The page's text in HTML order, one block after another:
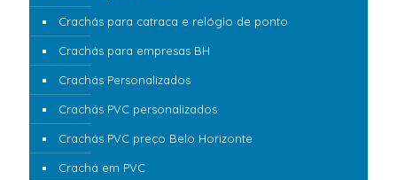
Crachás para catraca e relógio de ponto
Crachás para empresas BH
Crachás Personalizados
Crachás PVC personalizados
Crachás PVC preço Belo Horizonte
Crachá em PVC